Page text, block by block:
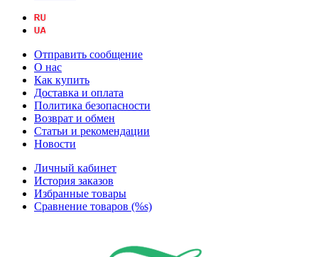
Отправить сообщение
О нас
Как купить
Доставка и оплата
Политика безопасности
Возврат и обмен
Статьи и рекомендации
Новости
Личный кабинет
История заказов
Избранные товары
Сравнение товаров (%s)